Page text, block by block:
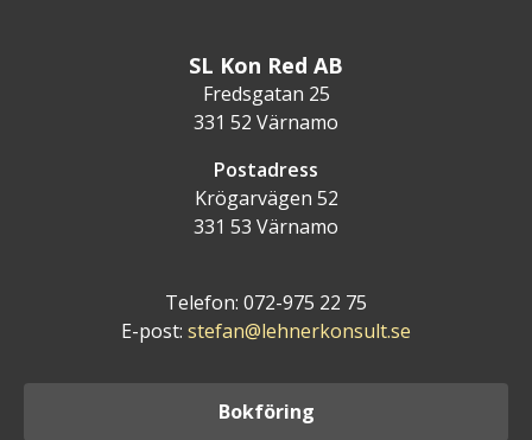
SL Kon Red AB
Fredsgatan 25
331 52 Värnamo
Postadress
Krögarvägen 52
331 53 Värnamo
Telefon: 072-975 22 75
E-post: stefan@lehnerkonsult.se
Bokföring